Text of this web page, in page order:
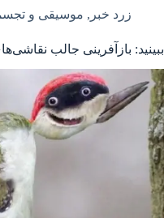
زرد خبر , موسیقی و
ببینید: بازآفرینی جالب